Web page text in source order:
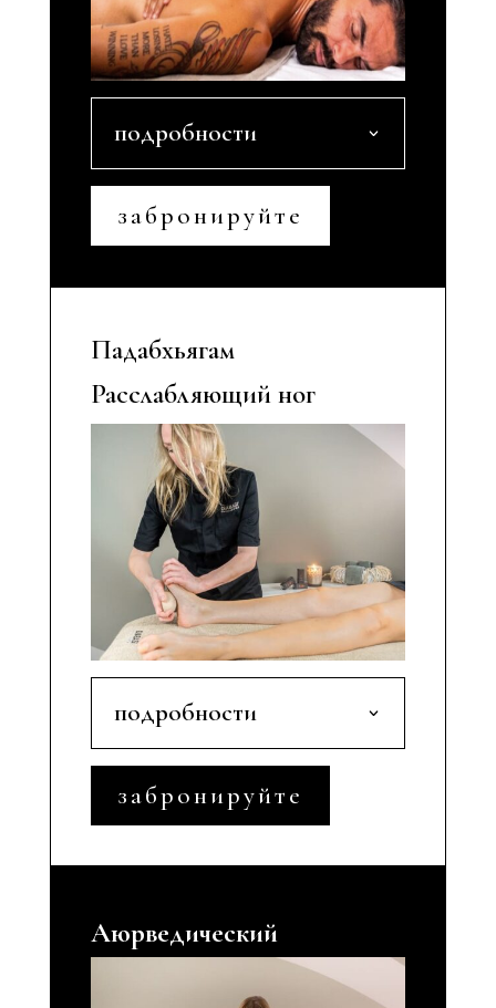
подробности
забронируйте
Падабхьягам
Расслабляющий ног
подробности
забронируйте
Аюрведический